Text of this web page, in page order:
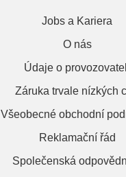
Jobs a Kariera
O nás
Údaje o
Záruka trvale nízkých
Všeobecné obchodní
Reklamační řád
Společenská